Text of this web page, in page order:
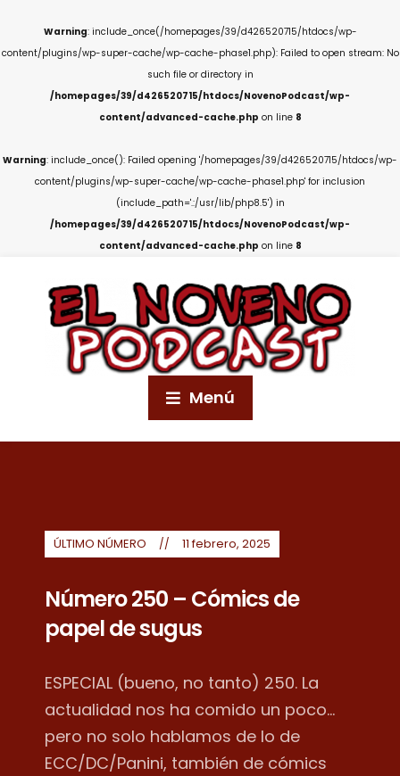
Warning: include_once(/homepages/39/d426520715/htdocs/wp-
content/plugins/wp-super-cache/wp-cache-phase1.php): Failed to open stream: No
such file or directory in
/homepages/39/d426520715/htdocs/NovenoPodcast/wp-
content/advanced-cache.php on line 8
Warning: include_once(): Failed opening '/homepages/39/d426520715/htdocs/wp-
content/plugins/wp-super-cache/wp-cache-phase1.php' for inclusion
(include_path='.:/usr/lib/php8.5') in
/homepages/39/d426520715/htdocs/NovenoPodcast/wp-
content/advanced-cache.php on line 8
Menú
ÚLTIMO NÚMERO 11 febrero, 2025
Número 250 – Cómics de
papel de sugus
ESPECIAL (bueno, no tanto) 250. La
actualidad nos ha comido un poco...
pero no solo hablamos de lo de
ECC/DC/Panini, también de cómics